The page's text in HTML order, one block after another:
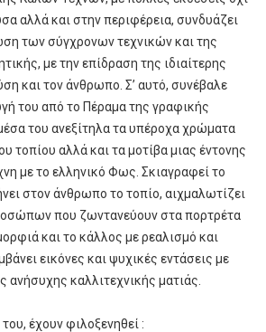
αλλά και στην περιφέρεια, συνδυάζει
των σύγχρονων τεχνικών και της
με την επίδραση της ιδιαίτερης
και τον άνθρωπο. Σ’ αυτό, συνέβαλε
του από το Πέραμα της γραφικής
του ανεξίτηλα τα υπέροχα χρώματα
τοπίου αλλά και τα μοτίβα μιας έντονης
με το ελληνικό Φως. Σκιαγραφεί το
στον άνθρωπο το τοπίο, αιχμαλωτίζει
που ζωντανεύουν στα πορτρέτα
και το κάλλος με ρεαλισμό και
εικόνες και ψυχικές εντάσεις με
ανήσυχης καλλιτεχνικής ματιάς.
έχουν φιλοξενηθεί :